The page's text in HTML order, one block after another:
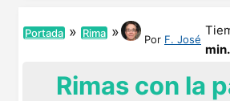
Portada » Rima » Por F. José
min.
Rimas con la